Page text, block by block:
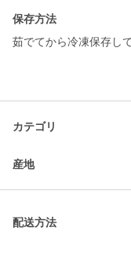
保存方法
茹でてから冷凍保存し
カテゴリ
産地
配送方法